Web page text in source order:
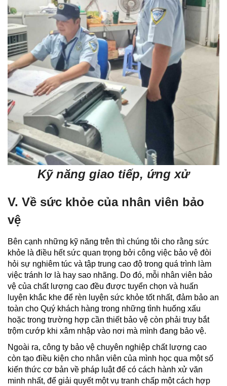
Kỹ năng giao tiếp, ứng xử
V. Về sức khỏe của nhân viên bảo
vệ
Bên cạnh những kỹ năng trên thì chúng tôi cho rằng sức
khỏe là điều hết sức quan trọng bởi công việc bảo vệ đòi
hỏi sự nghiêm túc và tập trung cao độ trong quá trình làm
việc tránh lơ là hay sao nhãng. Do đó, mỗi nhân viên bảo
vệ của chất lượng cao đều được tuyển chọn và huấn
luyện khắc khe để rèn luyện sức khỏe tốt nhất, đảm bảo an
toàn cho Quý khách hàng trong những tình huống xấu
hoặc trong trường hợp cần thiết bảo vệ còn phải truy bắt
trộm cướp khi xâm nhập vào nơi mà mình đang bảo vệ.
Ngoài ra, công ty bảo vệ chuyên nghiệp chất lượng cao
còn tạo điều kiện cho nhân viên của mình học qua một số
kiến thức cơ bản về pháp luật để có cách hành xử văn
minh nhất, để giải quyết một vụ tranh chấp một cách hợp